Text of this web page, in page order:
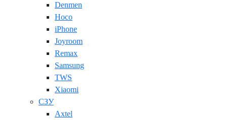
Denmen
Hoco
iPhone
Joyroom
Remax
Samsung
TWS
Xiaomi
СЗУ
Axtel